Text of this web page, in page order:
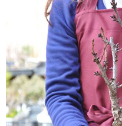
素晴らしい桜
数年前に一度購入し
しまいました。
今回はコロナの影響で
っちり育てたいと思い
4月入ってから購入し
思いましたが
届いて2日後くらいに